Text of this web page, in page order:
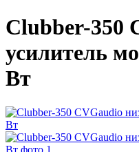
Clubber-350
усилитель
Вт